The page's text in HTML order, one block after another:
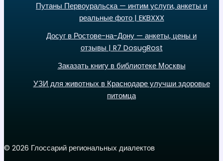
Путаны Первоуральска — интим услуги, анкеты и
реальные фото | EKBXXX
Досуг в Ростове-на-Дону — анкеты, цены и
отзывы | R7 DosugRost
Заказать книгу в библиотеке Москвы
УЗИ для животных в Краснодаре улучши здоровье
питомца
© 2026 Глоссарий региональных диалектов